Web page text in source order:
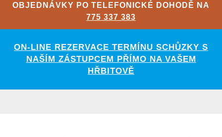
OBJEDNÁVKY PO TELEFONICKÉ DOHODĚ NA
775 337 383
ON-LINE REZERVACE TERMÍNU SCHŮZKY S
NAŠÍM ZÁSTUPCEM PŘÍMO NA VAŠEM
HŘBITOVĚ